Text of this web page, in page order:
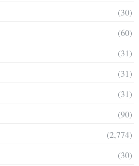
(30)
(60)
(31)
(31)
(31)
(90)
(2,774)
(30)